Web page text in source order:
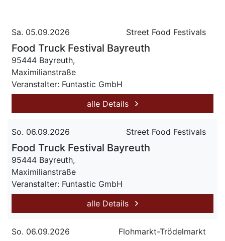
Sa. 05.09.2026 Street Food Festivals
Food Truck Festival Bayreuth
95444 Bayreuth,
Maximilianstraße
Veranstalter: Funtastic GmbH
alle Details
So. 06.09.2026 Street Food Festivals
Food Truck Festival Bayreuth
95444 Bayreuth,
Maximilianstraße
Veranstalter: Funtastic GmbH
alle Details
So. 06.09.2026 Flohmarkt-Trödelmarkt